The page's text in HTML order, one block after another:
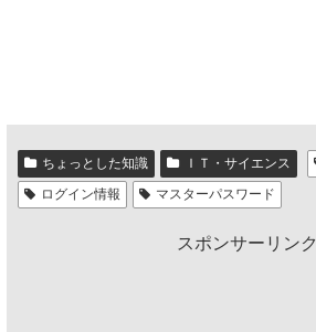
ちょっとした知識 ＩＴ・サイエンス
ログイン情報
マスターパスワード
スポンサーリンク